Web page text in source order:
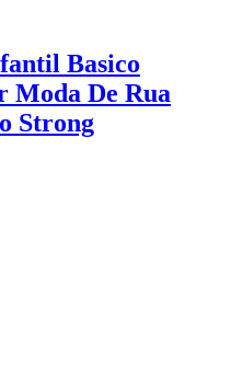
Basico
Moda De Rua
Strong